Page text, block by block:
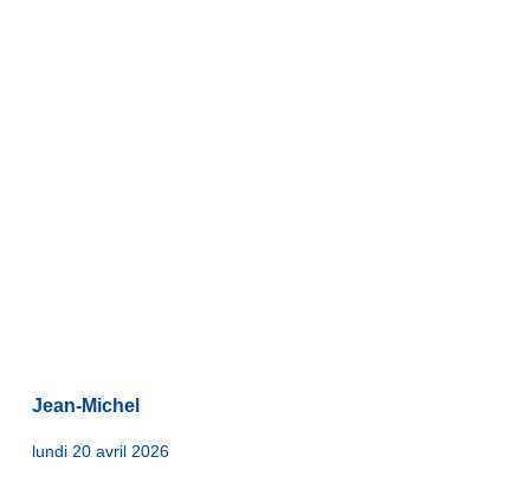
Jean-Michel
lundi 20 avril 2026